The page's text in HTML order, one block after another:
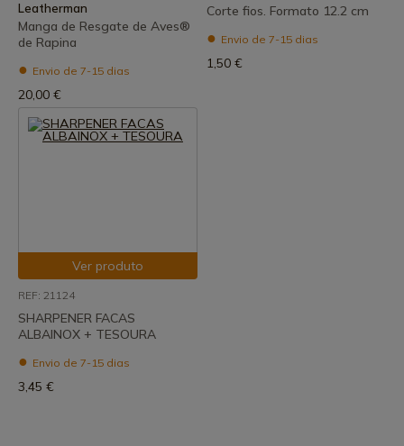
Leatherman
Manga de Resgate de Aves®
de Rapina
Envio de 7-15 dias
20,00 €
Corte fios. Formato 12.2 cm
Envio de 7-15 dias
1,50 €
Ver produto
REF: 21124
SHARPENER FACAS
ALBAINOX + TESOURA
Envio de 7-15 dias
3,45 €